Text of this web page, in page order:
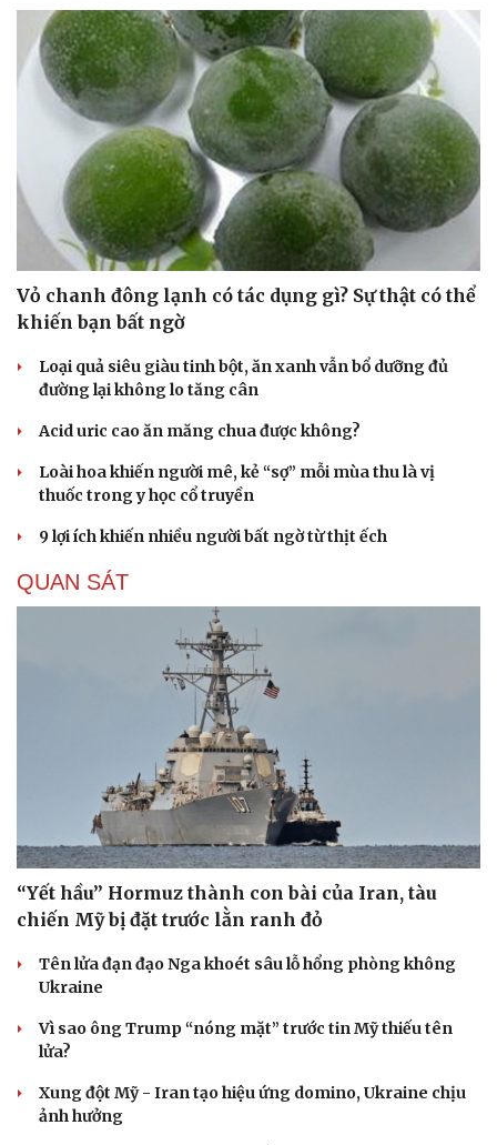
Du lịch
Tư vấn
check-in
Podcast
Câu chuyện thời sự
Đọc truyện đêm khuya
Cửa sổ tình yêu
Kể chuyện cho bé
Hạt giống tâm hồn
Vỏ chanh đông lạnh có tác dụng gì? Sự thật có thể
khiến bạn bất ngờ
Loại quả siêu giàu tinh bột, ăn xanh vẫn bổ dưỡng đủ
đường lại không lo tăng cân
Acid uric cao ăn măng chua được không?
Loài hoa khiến người mê, kẻ “sợ” mỗi mùa thu là vị
thuốc trong y học cổ truyền
9 lợi ích khiến nhiều người bất ngờ từ thịt ếch
QUAN SÁT
“Yết hầu” Hormuz thành con bài của Iran, tàu
chiến Mỹ bị đặt trước lằn ranh đỏ
Tên lửa đạn đạo Nga khoét sâu lỗ hổng phòng không
Ukraine
Vì sao ông Trump “nóng mặt” trước tin Mỹ thiếu tên
lửa?
Xung đột Mỹ - Iran tạo hiệu ứng domino, Ukraine chịu
ảnh hưởng